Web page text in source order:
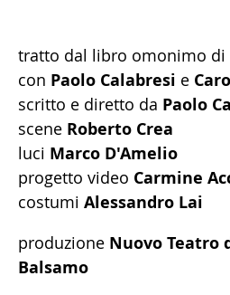
tratto dal libro omonimo di
con Paolo Calabresi e
scritto e diretto da Paolo
scene Roberto Crea
luci Marco D'Amelio
progetto video Carmine
costumi Alessandro Lai
produzione Nuovo Teatro
Balsamo